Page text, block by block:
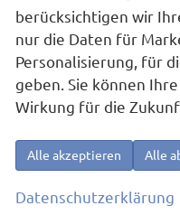
sofort lieferbar Neuwagen
Fahrzeugnr.26210
KraftstoffDiesel
Leistung110 kW (150 PS)
34.490,– €
incl. 19% MwSt.
Verbrauch
CO -Klasse: D
berücksichtigen wir
nur die Daten für
Personalisierung, für
geben. Sie können
Wirkung für die
Alle akzeptieren Alle
Datenschutzerklärung